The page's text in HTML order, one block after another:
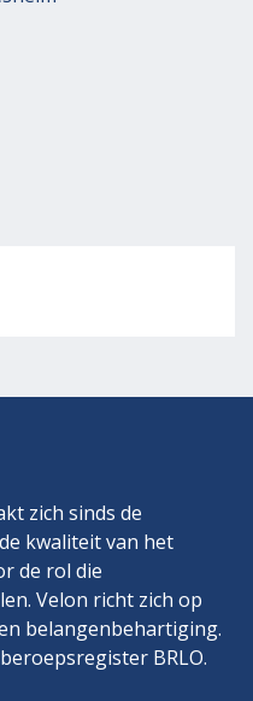
zich sinds de
kwaliteit van het
de rol die
Velon richt zich op
belangenbehartiging.
BRLO.